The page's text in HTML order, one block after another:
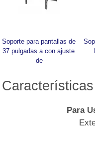
Soporte para pantallas de
37 pulgadas a con ajuste
de
Características
Para